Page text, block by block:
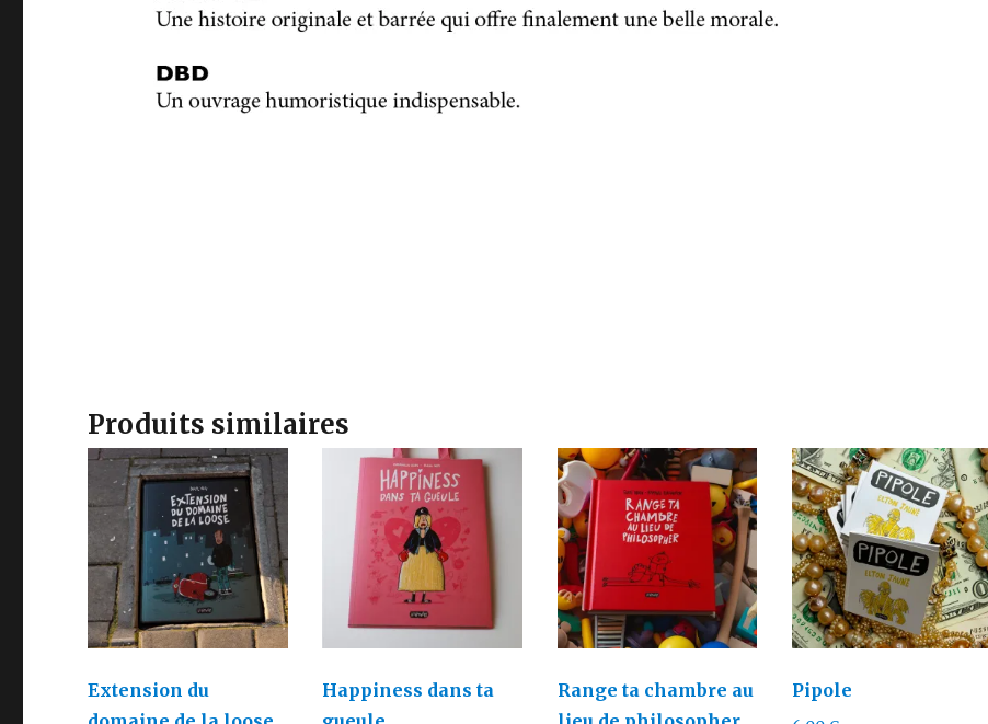
Produits similaires
Extension du
Happiness dans ta
Range ta chambre au
Pipole